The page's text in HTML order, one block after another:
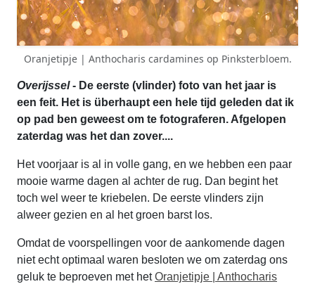
Oranjetipje | Anthocharis cardamines op Pinksterbloem.
Overijssel- De eerste (vlinder) foto van het jaar is
een feit. Het is überhaupt een hele tijd geleden dat ik
op pad ben geweest om te fotograferen. Afgelopen
zaterdag was het dan zover....
Het voorjaar is al in volle gang, en we hebben een paar
mooie warme dagen al achter de rug. Dan begint het
toch wel weer te kriebelen. De eerste vlinders zijn
alweer gezien en al het groen barst los.
Omdat de voorspellingen voor de aankomende dagen
niet echt optimaal waren besloten we om zaterdag ons
geluk te beproeven met hetOranjetipje | Anthocharis